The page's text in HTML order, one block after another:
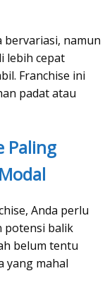
bervariasi, namun
lebih cepat
Franchise ini
padat atau
Paling
Anda perlu
potensi balik
belum tentu
yang mahal